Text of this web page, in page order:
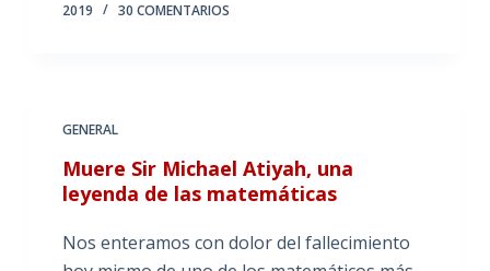
2019
30 COMENTARIOS
GENERAL
Muere Sir Michael Atiyah, una
leyenda de las matemáticas
Nos enteramos con dolor del fallecimiento